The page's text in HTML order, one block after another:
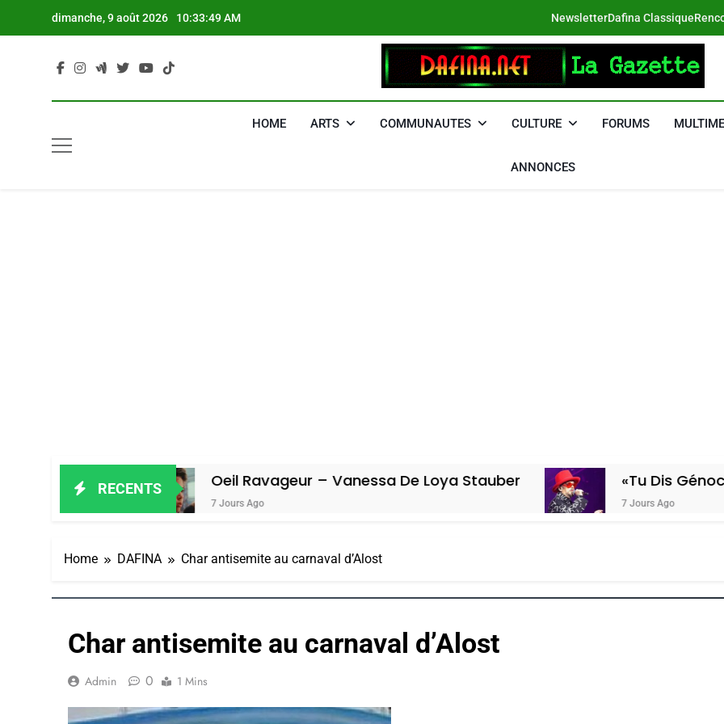
dimanche, 9 août 2026 10:33:50 AM NewsletterDafina Classique
DAFINA
HOME ARTS COMMUNAUTES CULTURE FORUMS
ANNONCES
RECENTS
Oeil Ravageur – Vanessa De Loya Stauber
7 Jours Ago
«Tu Dis Génocide, Je Dis
7 Jours Ago
Home DAFINA Char antisemite au carnaval d’Alost
Char antisemite au carnaval d’Alost
Admin 0 1 Mins